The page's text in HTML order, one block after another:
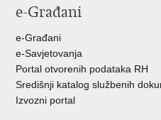
e-Građani
e-Građani
e-Savjetovanja
Portal otvorenih podataka RH
Središnji katalog službenih
Izvozni portal